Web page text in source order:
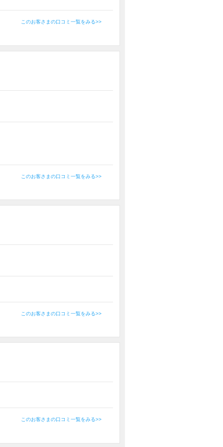
このお客さまの口コミ一覧をみる>>
このお客さまの口コミ一覧をみる>>
このお客さまの口コミ一覧をみる>>
このお客さまの口コミ一覧をみる>>